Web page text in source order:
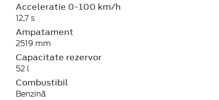
Acceleratie 0-100 km/h
12,7 s
Ampatament
2519 mm
Capacitate rezervor
52 l
Combustibil
Benzină